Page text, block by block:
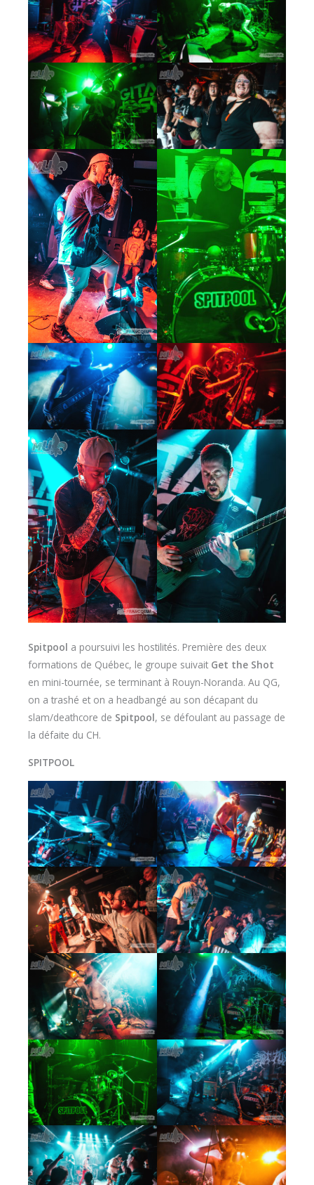
Spitpool a poursuivi les hostilités. Première des deux
formations de Québec, le groupe suivait Get the Shot
en mini-tournée, se terminant à Rouyn-Noranda. Au QG,
on a trashé et on a headbangé au son décapant du
slam/deathcore de Spitpool, se défoulant au passage de
la défaite du CH.
SPITPOOL